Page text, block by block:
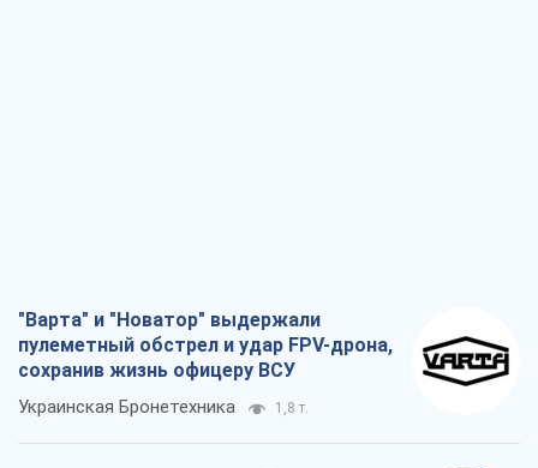
"Варта" и "Новатор" выдержали
пулеметный обстрел и удар FPV-дрона,
сохранив жизнь офицеру ВСУ
Украинская Бронетехника 1,8 т.